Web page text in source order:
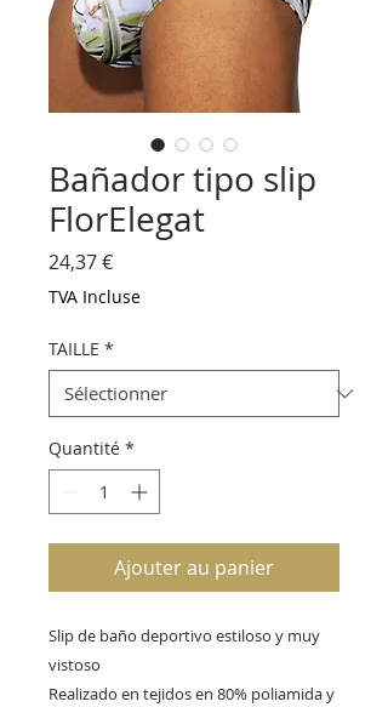
Bañador tipo slip
FlorElegat
24,37 €Prix
TVA Incluse
TAILLE *
Quantité *
Ajouter au panier
Slip de baño deportivo estiloso y muy
vistoso
Realizado en tejidos en 80% poliamida y